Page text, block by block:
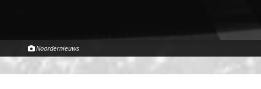
Noordernieuws